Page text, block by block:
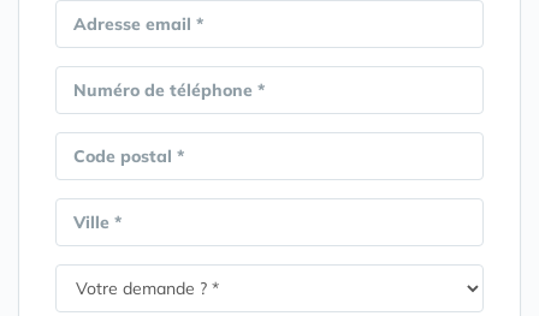
Adresse email *
Numéro de téléphone *
Code postal *
Ville *